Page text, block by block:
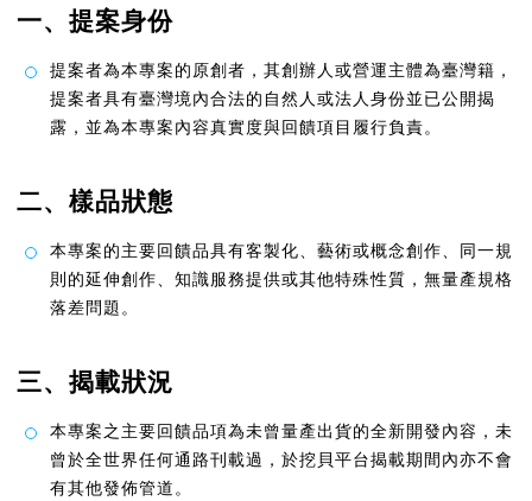
一、提案身份
提案者為本專案的原創者，其創辦人或營運主體為臺灣籍，
提案者具有臺灣境內合法的自然人或法人身份並已公開揭
露，並為本專案內容真實度與回饋項目履行負責。
二、樣品狀態
本專案的主要回饋品具有客製化、藝術或概念創作、同一規
則的延伸創作、知識服務提供或其他特殊性質，無量產規格
落差問題。
三、揭載狀況
本專案之主要回饋品項為未曾量產出貨的全新開發內容，未
曾於全世界任何通路刊載過，於挖貝平台揭載期間內亦不會
有其他發佈管道。